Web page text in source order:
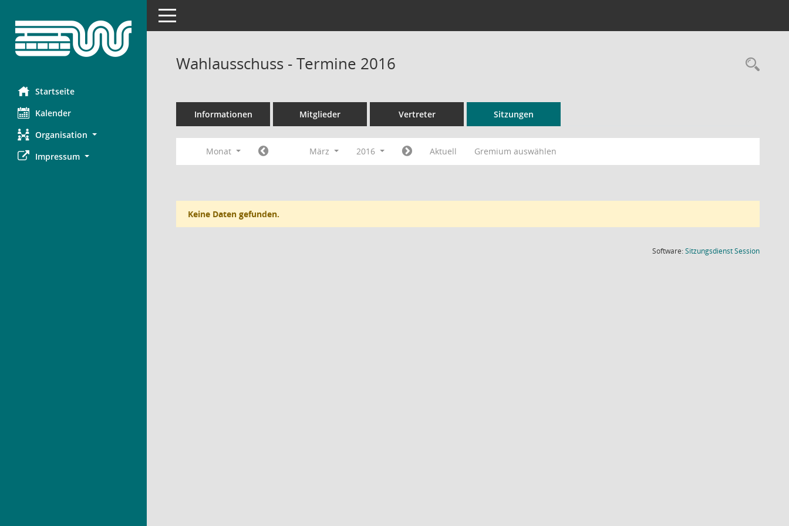
Startseite
Kalender
Organisation
Impressum
Toggle navigation
Wahlausschuss - Termine 2016
Informationen Mitglieder Vertreter Sitzungen
Monat März 2016 Aktuell Gremium auswählen
Keine Daten gefunden.
Software:SitzungsdienstSession(Wird in